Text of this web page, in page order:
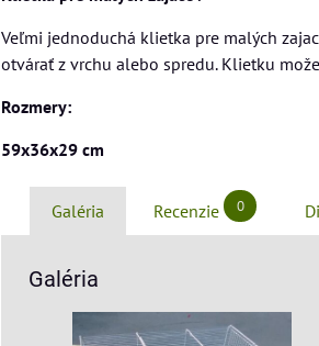
Veľmi jednoduchá klietka pre malých
otvárať z vrchu alebo spredu. Klietku
Rozmery:
59x36x29 cm
Galéria Recenzie 0
Galéria